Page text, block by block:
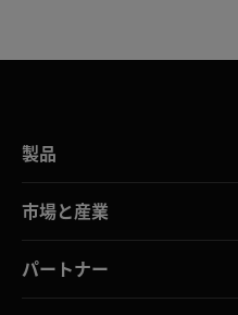
製品
市場と産業
パートナー